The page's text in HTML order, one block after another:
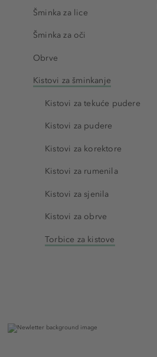
Šminka za lice
Šminka za oči
Obrve
Kistovi za šminkanje
Kistovi za tekuće pudere
Kistovi za pudere
Kistovi za korektore
Kistovi za rumenila
Kistovi za sjenila
Kistovi za obrve
Torbice za kistove